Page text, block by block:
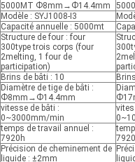
5000MT Ф8mm→Ф14.4mm
Modèle : SYJ1008-I3
Capacité annuelle : 5000mt
Structure de four : four
300type trois corps (four
2melting, 1 four de
participation)
Brins de bâti : 10
Diamètre de tige de bâti :
Ф8mm→Ф14.4mm
vitesse de bâti :
0~3000mm/min
temps de travail annuel :
7920h
Précision de cheminement de
liquide : ±2mm